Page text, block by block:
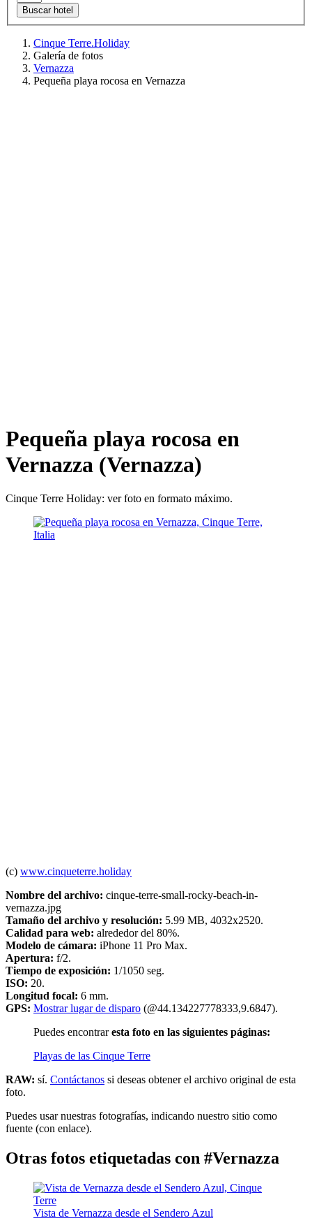
Buscar hotel
Cinque Terre.Holiday
Galería de fotos
Vernazza
Pequeña playa rocosa en Vernazza
Pequeña playa rocosa en
Vernazza (Vernazza)
Cinque Terre Holiday: ver foto en formato máximo.
(c) www.cinqueterre.holiday
Nombre del archivo: cinque-terre-small-rocky-beach-in-
vernazza.jpg
Tamaño del archivo y resolución: 5.99 MB, 4032x2520.
Calidad para web: alrededor del 80%.
Modelo de cámara: iPhone 11 Pro Max.
Apertura: f/2.
Tiempo de exposición: 1/1050 seg.
ISO: 20.
Longitud focal: 6 mm.
GPS: Mostrar lugar de disparo (@44.134227778333,9.6847).
Puedes encontraresta foto en las siguientes páginas:
Playas de las Cinque Terre
RAW: sí. Contáctanos si deseas obtener el archivo original de esta
foto.
Puedes usar nuestras fotografías, indicando nuestro sitio como
fuente (con enlace).
Otras fotos etiquetadas con #Vernazza
Vista de Vernazza desde el Sendero Azul